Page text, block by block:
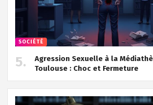
SOCIÉTÉ
Agression Sexuelle à la
Toulouse : Choc et Fermeture